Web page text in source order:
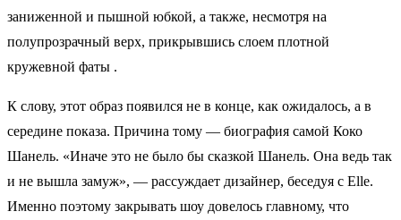
заниженной и пышной юбкой, а также, несмотря на
полупрозрачный верх, прикрывшись слоем плотной
кружевной фаты .
К слову, этот образ появился не в конце, как ожидалось, а в
середине показа. Причина тому — биография самой Коко
Шанель. «Иначе это не было бы сказкой Шанель. Она ведь так
и не вышла замуж», — рассуждает дизайнер, беседуя с Elle.
Именно поэтому закрывать шоу довелось главному, что